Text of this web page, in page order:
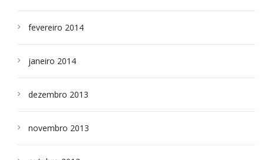
fevereiro 2014
janeiro 2014
dezembro 2013
novembro 2013